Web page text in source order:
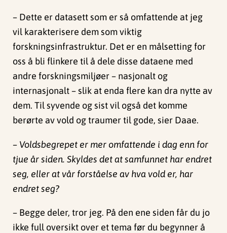
– Dette er datasett som er så omfattende at jeg
vil karakterisere dem som viktig
forskningsinfrastruktur. Det er en målsetting for
oss å bli flinkere til å dele disse dataene med
andre forskningsmiljøer – nasjonalt og
internasjonalt – slik at enda flere kan dra nytte av
dem. Til syvende og sist vil også det komme
berørte av vold og traumer til gode, sier Daae.
– Voldsbegrepet er mer omfattende i dag enn for
tjue år siden. Skyldes det at samfunnet har endret
seg, eller at vår forståelse av hva vold er, har
endret seg?
– Begge deler, tror jeg. På den ene siden får du jo
ikke full oversikt over et tema før du begynner å